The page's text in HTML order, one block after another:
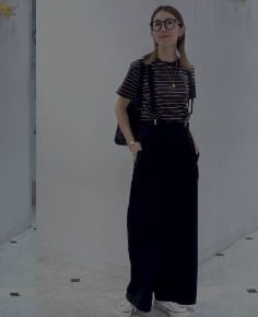
ットン サステナブル
スカート スキッパーデザ
チノパン トレンド ドルマンスリーブ
ベーシック ポ
入園式
取り外し可能なショルダー
柔らかい風合い 機能素材